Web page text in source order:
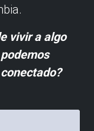
vivir a algo